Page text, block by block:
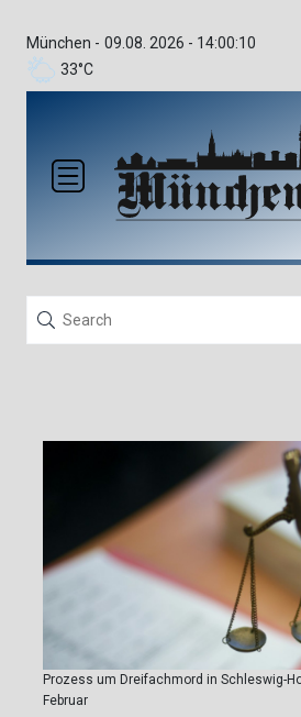
München -
33°C
09.08. 2026 - 14:00:10
Prozess um Dreifachmord in Schleswig-
Februar